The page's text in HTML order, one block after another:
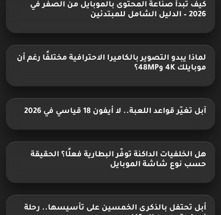
كيف تبدأ صناعة المحتوى بالموبايل من الصفر في
2026 – الدليل الشامل للمبتدئين
لماذا يبدو التصوير بالكاميرا الاحترافية مختلفًا رغم أن
موبايلك 4K و48MP؟
آبل تغيّر قواعد اللعبة.. لا أيفون 18 قياسي في 2026
هل الخلفيات الداكنة توفّر البطارية فعلًا؟ الحقيقة
حسب نوع شاشة الموبايل
أبل تحتفل بالذكرى الخمسين على تأسيسها.. رحلة